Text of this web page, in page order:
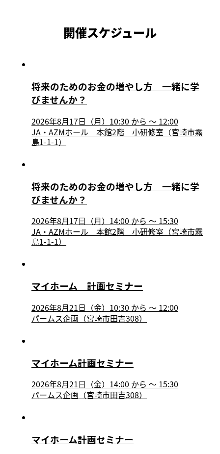
開催スケジュール
将来のためのお金の増やし方 一緒に学
びませんか？
2026年8月17日（月）10:30 から 〜 12:00
JA・AZMホール 本館2階 小研修室（宮崎市霧
島1-1-1）
将来のためのお金の増やし方 一緒に学
びませんか？
2026年8月17日（月）14:00 から 〜 15:30
JA・AZMホール 本館2階 小研修室（宮崎市霧
島1-1-1）
マイホーム 計画セミナー
2026年8月21日（金）10:30 から 〜 12:00
パームス企画（宮崎市田吉308）
マイホーム計画セミナー
2026年8月21日（金）14:00 から 〜 15:30
パームス企画（宮崎市田吉308）
マイホーム計画セミナー